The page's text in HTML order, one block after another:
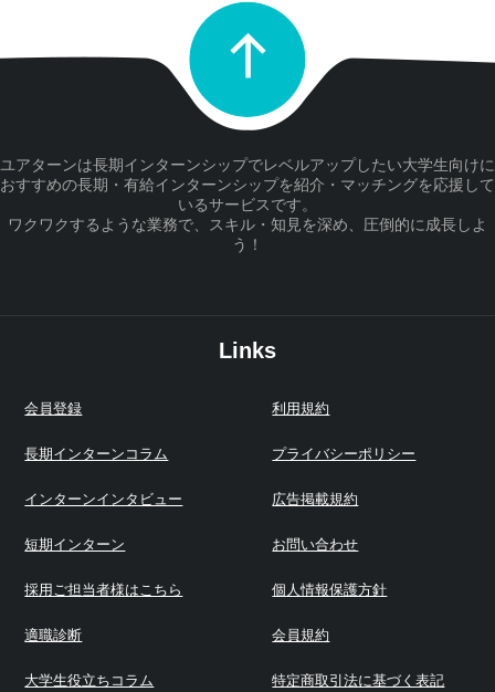
ユアターンは長期インターンシップでレベルアップしたい大学生向けに
おすすめの長期・有給インターンシップを紹介・マッチングを応援して
いるサービスです。
ワクワクするような業務で、スキル・知見を深め、圧倒的に成長しよ
う！
Links
会員登録
長期インターンコラム
インターンインタビュー
短期インターン
採用ご担当者様はこちら
適職診断
大学生役立ちコラム
利用規約
プライバシーポリシー
広告掲載規約
お問い合わせ
個人情報保護方針
会員規約
特定商取引法に基づく表記